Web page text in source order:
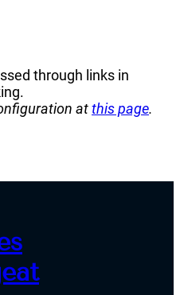
through links in
atthis page.